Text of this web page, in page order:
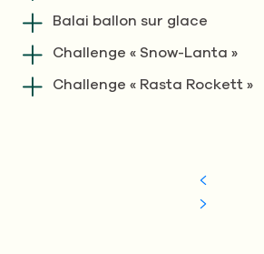
Balai ballon sur glace
Challenge « Snow-Lanta »
Challenge « Rasta Rockett »